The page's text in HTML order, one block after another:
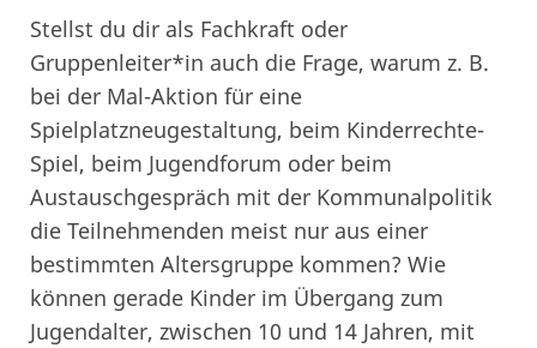
Stellst du dir als Fachkraft oder
Gruppenleiter*in auch die Frage, warum z. B.
bei der Mal-Aktion für eine
Spielplatzneugestaltung, beim Kinderrechte-
Spiel, beim Jugendforum oder beim
Austauschgespräch mit der Kommunalpolitik
die Teilnehmenden meist nur aus einer
bestimmten Altersgruppe kommen? Wie
können gerade Kinder im Übergang zum
Jugendalter, zwischen 10 und 14 Jahren, mit